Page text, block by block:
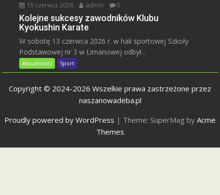
15 czerwca 2026 admin 0
Kolejne sukcesy zawodników Klubu
Kyokushin Karate
W sobotę 13 czerwca 2026 r. w hali sportowej Szkoły
Podstawowej nr 3 w Limanowej odbył...
Aktualności Sport
Copyright © 2024-2026 Wszelkie prawa zastrzeżone przez
naszanowadeba.pl
Proudly powered by WordPress | Theme: SuperMag by Acme
Themes